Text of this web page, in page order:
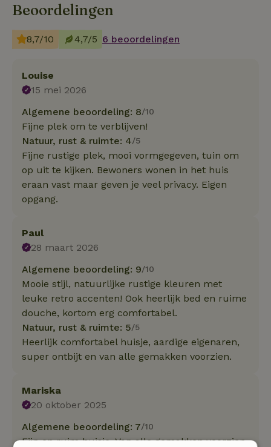
Beoordelingen
8,7/10 4,7/5 6 beoordelingen
Louise
15 mei 2026
Algemene beoordeling: 8/10
Fijne plek om te verblijven!
Natuur, rust & ruimte: 4/5
Fijne rustige plek, mooi vormgegeven, tuin om
op uit te kijken. Bewoners wonen in het huis
eraan vast maar geven je veel privacy. Eigen
opgang.
Paul
28 maart 2026
Algemene beoordeling: 9/10
Mooie stijl, natuurlijke rustige kleuren met
leuke retro accenten! Ook heerlijk bed en ruime
douche, kortom erg comfortabel.
Natuur, rust & ruimte: 5/5
Heerlijk comfortabel huisje, aardige eigenaren,
super ontbijt en van alle gemakken voorzien.
Mariska
20 oktober 2025
Algemene beoordeling: 7/10
Fijn en ruim huisje. Van alle gemakken voorzien.